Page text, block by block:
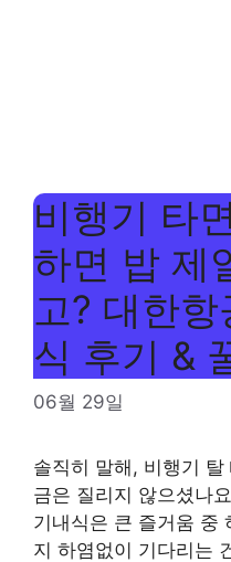
비행기 타
하면 밥 제
고? 대한
식 후기 &
06월 29일
솔직히 말해, 비행기
금은 질리지 않으셨나
기내식은 큰 즐거움 중
지 하염없이 기다리는